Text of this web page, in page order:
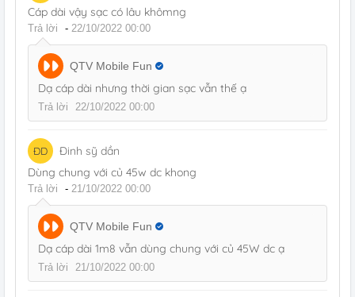
Cáp dài vậy sạc có lâu khômng
Trả lời - 22/10/2022 00:00
QTV Mobile Fun
Dạ cáp dài nhưng thời gian sạc vẫn thế ạ
Trả lời 22/10/2022 00:00
ĐD
Đinh sỹ dần
Dùng chung với củ 45w dc khong
Trả lời - 21/10/2022 00:00
QTV Mobile Fun
Dạ cáp dài 1m8 vẫn dùng chung với củ 45W dc ạ
Trả lời 21/10/2022 00:00